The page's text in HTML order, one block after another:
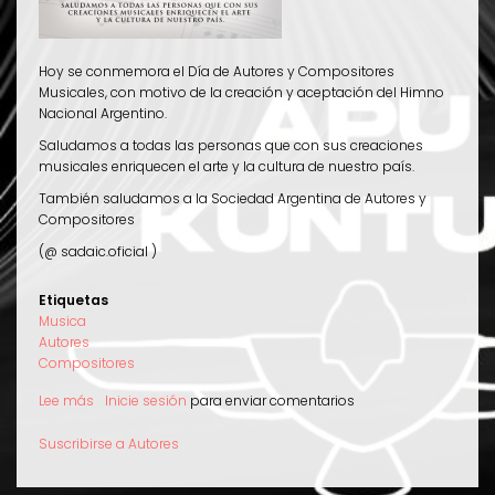
Hoy se conmemora el Día de Autores y Compositores
Musicales, con motivo de la creación y aceptación del Himno
Nacional Argentino.
Saludamos a todas las personas que con sus creaciones
musicales enriquecen el arte y la cultura de nuestro país.
También saludamos a la Sociedad Argentina de Autores y
Compositores
(@ sadaic.oficial )
Etiquetas
Musica
Autores
Compositores
Lee más sobre
de
Día
Inicie sesión para enviar comentarios
Suscribirse a Autores